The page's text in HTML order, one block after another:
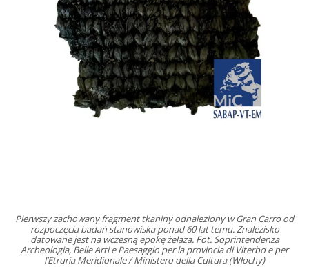
Pierwszy zachowany fragment tkaniny odnaleziony w Gran Carro od
rozpoczęcia badań stanowiska ponad 60 lat temu. Znalezisko
datowane jest na wczesną epokę żelaza. Fot. Soprintendenza
Archeologia, Belle Arti e Paesaggio per la provincia di Viterbo e per
l’Etruria Meridionale / Ministero della Cultura (Włochy)